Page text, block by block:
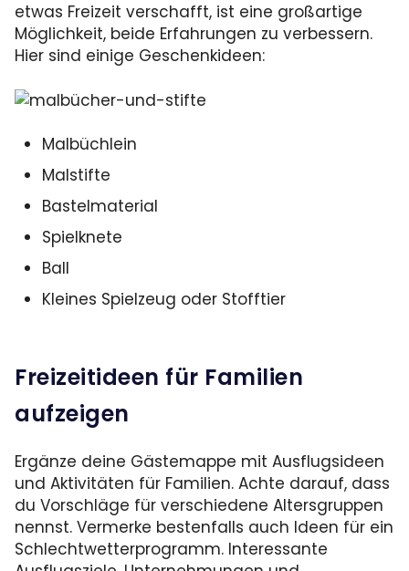
etwas Freizeit verschafft, ist eine großartige
Möglichkeit, beide Erfahrungen zu verbessern.
Hier sind einige Geschenkideen:
Malbüchlein
Malstifte
Bastelmaterial
Spielknete
Ball
Kleines Spielzeug oder Stofftier
Freizeitideen für Familien
aufzeigen
Ergänze deine Gästemappe mit Ausflugsideen
und Aktivitäten für Familien. Achte darauf, dass
du Vorschläge für verschiedene Altersgruppen
nennst. Vermerke bestenfalls auch Ideen für ein
Schlechtwetterprogramm. Interessante